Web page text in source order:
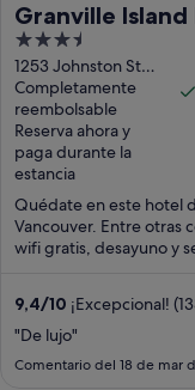
Granville
3.5
out
of
5
1253 Johnston St
Vancouver BC
Completamente
reembolsable
Reserva ahora y
paga durante la
estancia
Quédate en este hotel
Vancouver. Entre otras
wifi gratis, desayuno y
9,4/10 ¡Excepcional!
"De lujo"
Comentario del 18 de mar